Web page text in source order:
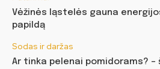
Vėžinės ląstelės gauna
papildą
Sodas ir daržas
Ar tinka pelenai pomidorams?